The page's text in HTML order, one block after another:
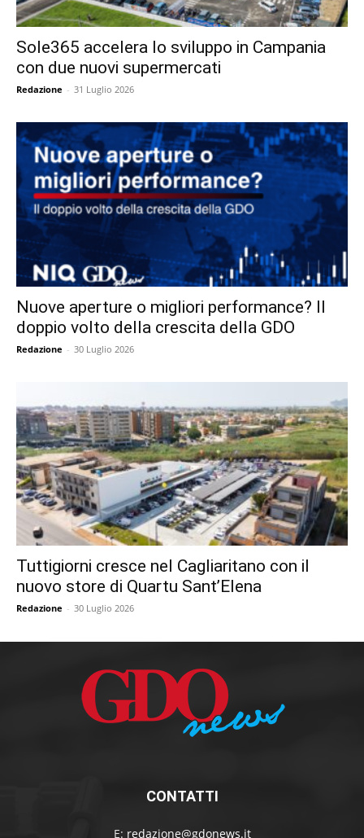
Sole365 accelera lo sviluppo in Campania
con due nuovi supermercati
Redazione - 31 Luglio 2026
Nuove aperture o migliori performance? Il
doppio volto della crescita della GDO
Redazione - 30 Luglio 2026
Tuttigiorni cresce nel Cagliaritano con il
nuovo store di Quartu Sant’Elena
Redazione - 30 Luglio 2026
CONTATTI
E: redazione@gdonews.it